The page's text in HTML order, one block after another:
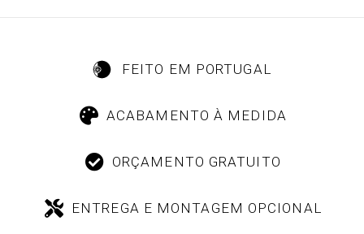
FEITO EM PORTUGAL
ACABAMENTO À MEDIDA
ORÇAMENTO GRATUITO
ENTREGA E MONTAGEM OPCIONAL